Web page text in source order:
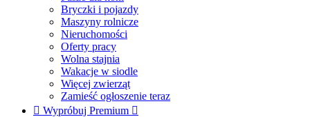
Bryczki i pojazdy
Maszyny rolnicze
Nieruchomości
Oferty pracy
Wolna stajnia
Wakacje w siodle
Więcej zwierząt
Zamieść ogłoszenie teraz
 Wypróbuj Premium 